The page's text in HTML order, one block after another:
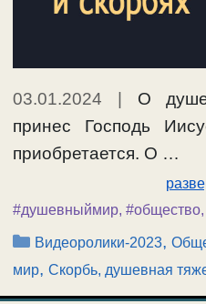
03.01.2024
О
принес Господь
приобретается. О …
#душевныймир, #общество,
Рубрики
Видеоролики-2023,
мир, Скорбь, душевная